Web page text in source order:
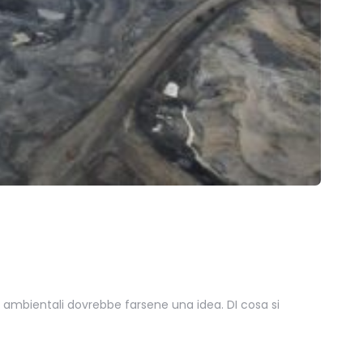
dovrebbe farsene una idea. DI cosa si